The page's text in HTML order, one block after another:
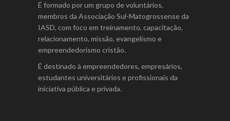
É formado por um grupo de voluntários,
membros da Associação Sul-Matogrossense da
IASD, com foco em treinamento, capacitação,
relacionamento, missão, evangelismo e
empreendedorismo cristão.
É destinado à empreendedores, empresários,
estudantes universitários e profissionais da
iniciativa pública e privada.